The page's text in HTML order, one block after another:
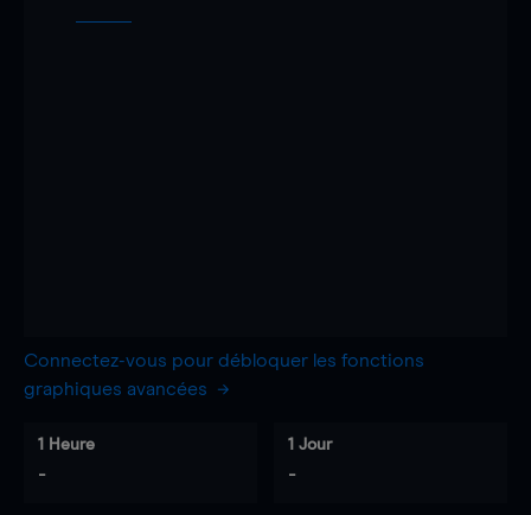
Connectez-vous pour débloquer les fonctions
graphiques avancées
1 Heure
-
1 Jour
-